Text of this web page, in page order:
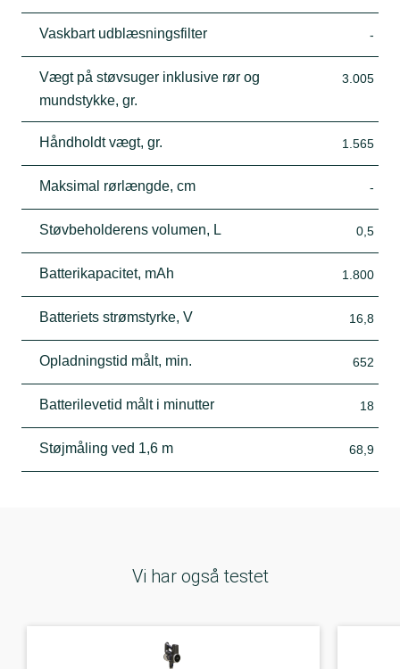
Vaskbart udblæsningsfilter -
Vægt på støvsuger inklusive rør og
mundstykke, gr.
3.005
Håndholdt vægt, gr. 1.565
Maksimal rørlængde, cm -
Støvbeholderens volumen, L 0,5
Batterikapacitet, mAh 1.800
Batteriets strømstyrke, V 16,8
Opladningstid målt, min. 652
Batterilevetid målt i minutter 18
Støjmåling ved 1,6 m 68,9
Vi har også testet